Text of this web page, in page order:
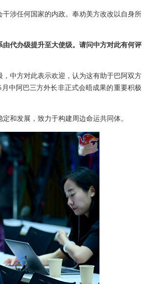
涉任何国家的内政。奉劝美方改改以自身所
代办级提升至大使级。请问中方对此有何评
中方对此表示欢迎，认为这有助于巴阿双方
中阿巴三方外长非正式会晤成果的重要积极
和发展，致力于构建周边命运共同体。